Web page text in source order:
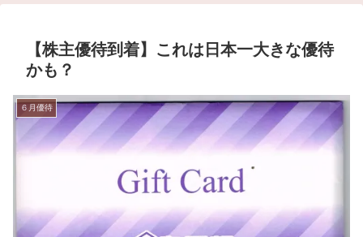
【株主優待到着】これは日本一大きな優待
かも？
６月優待